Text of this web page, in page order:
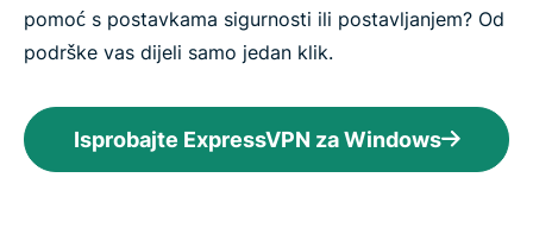
pomoć s postavkama sigurnosti ili postavljanjem? Od
podrške vas dijeli samo jedan klik.
Isprobajte ExpressVPN za Windows